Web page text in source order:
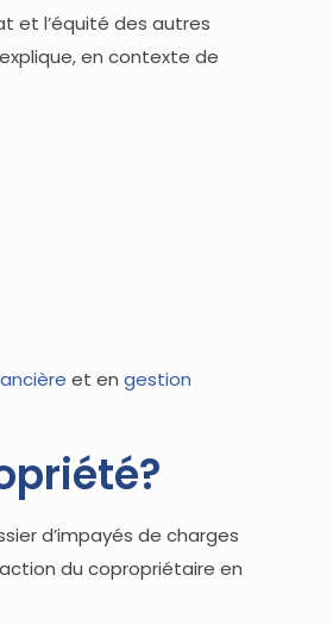
et l’équité des autres
en contexte de
et engestion
d’impayés de charges
du copropriétaire en